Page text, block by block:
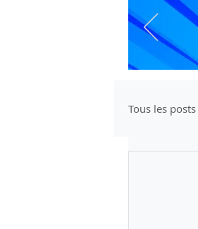
Tous les posts